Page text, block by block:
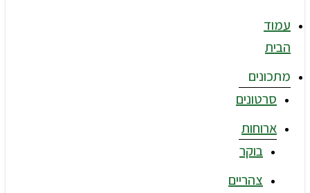
עמוד
הבית
מתכונים
סרטונים
ארוחות
בוקר
צהריים